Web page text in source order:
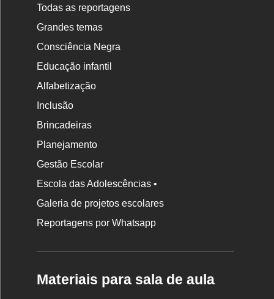
Todas as reportagens
Grandes temas
Consciência Negra
Educação infantil
Alfabetização
Inclusão
Brincadeiras
Planejamento
Gestão Escolar
Escola das Adolescências •
Galeria de projetos escolares
Reportagens por Whatsapp
Materiais para sala de aula